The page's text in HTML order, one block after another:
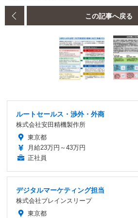
この記事へ戻る
ルートセールス・渉外・外商
株式会社安田精機製作所
東京都
月給23万円～43万円
正社員
デジタルマーケティング担当
株式会社ブレインスリープ
東京都